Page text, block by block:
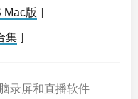
Mac版 ]
集 ]
录屏和直播软件